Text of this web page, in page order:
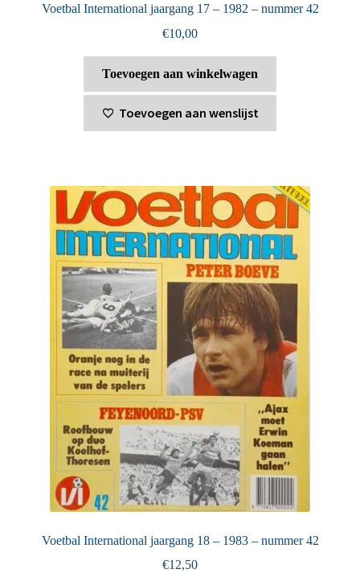
Voetbal International jaargang 17 – 1982 – nummer 42
€10,00
Toevoegen aan winkelwagen
Toevoegen aan wenslijst
Voetbal International jaargang 18 – 1983 – nummer 42
€12,50